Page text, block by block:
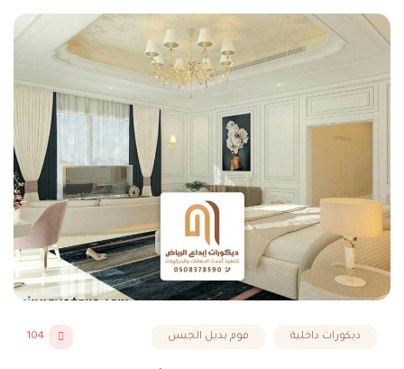
ديكورات داخلية فوم بديل الجبس 104